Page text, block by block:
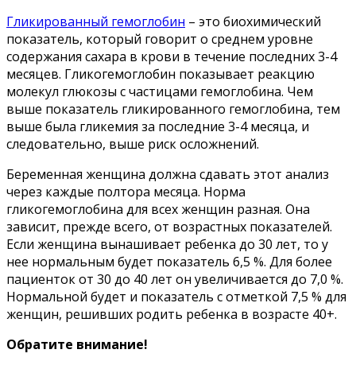
Гликированный гемоглобин – это биохимический
показатель, который говорит о среднем уровне
содержания сахара в крови в течение последних 3-4
месяцев. Гликогемоглобин показывает реакцию
молекул глюкозы с частицами гемоглобина. Чем
выше показатель гликированного гемоглобина, тем
выше была гликемия за последние 3-4 месяца, и
следовательно, выше риск осложнений.
Беременная женщина должна сдавать этот анализ
через каждые полтора месяца. Норма
гликогемоглобина для всех женщин разная. Она
зависит, прежде всего, от возрастных показателей.
Если женщина вынашивает ребенка до 30 лет, то у
нее нормальным будет показатель 6,5 %. Для более
пациенток от 30 до 40 лет он увеличивается до 7,0 %.
Нормальной будет и показатель с отметкой 7,5 % для
женщин, решивших родить ребенка в возрасте 40+.
Обратите внимание!